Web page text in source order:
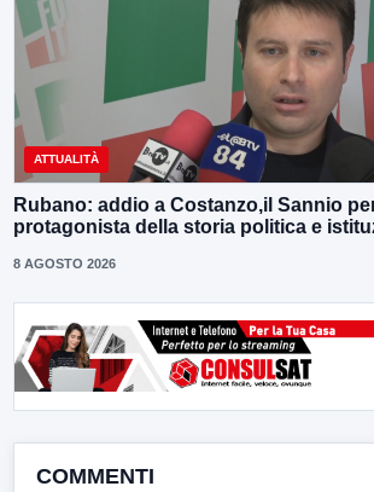
ATTUALITÀ
Rubano: addio a Costanzo,il Sannio
protagonista della storia politica e
8 AGOSTO 2026
COMMENTI